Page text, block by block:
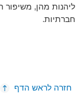
ליהנות מהן, משיפור
חברתיות.
חזרה לראש הדף